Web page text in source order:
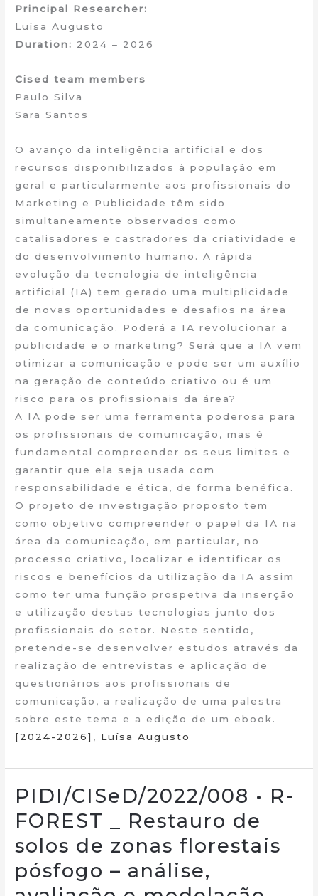
Principal Researcher:
Luísa Augusto
Duration: 2024 – 2026
Cised team members
Paulo Silva
Sara Santos
O avanço da inteligência artificial e dos
recursos disponibilizados à população em
geral e particularmente aos profissionais do
Marketing e Publicidade têm sido
simultaneamente observados como
catalisadores e castradores da criatividade e
do desenvolvimento humano. A rápida
evolução da tecnologia de inteligência
artificial (IA) tem gerado uma multiplicidade
de novas oportunidades e desafios na área
da comunicação. Poderá a IA revolucionar a
publicidade e o marketing? Será que a IA vem
otimizar a comunicação e pode ser um auxílio
na geração de conteúdo criativo ou é um
risco para os profissionais da área?
A IA pode ser uma ferramenta poderosa para
os profissionais de comunicação, mas é
fundamental compreender os seus limites e
garantir que ela seja usada com
responsabilidade e ética, de forma benéfica.
O projeto de investigação proposto tem
como objetivo compreender o papel da IA na
área da comunicação, em particular, no
processo criativo, localizar e identificar os
riscos e benefícios da utilização da IA assim
como ter uma função prospetiva da inserção
e utilização destas tecnologias junto dos
profissionais do setor. Neste sentido,
pretende-se desenvolver estudos através da
realização de entrevistas e aplicação de
questionários aos profissionais de
comunicação, a realização de uma palestra
sobre este tema e a edição de um ebook.
[2024-2026] , Luísa Augusto
PIDI/CISeD/2022/008 • R-
FOREST _ Restauro de
solos de zonas florestais
pósfogo – análise,